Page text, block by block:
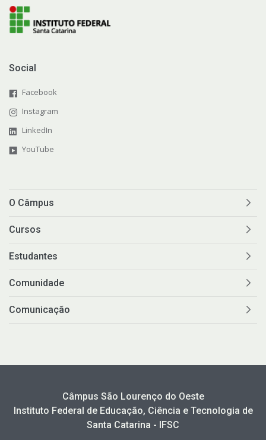
Social
Facebook
Instagram
LinkedIn
YouTube
O Câmpus
Cursos
Estudantes
Comunidade
Comunicação
Câmpus São Lourenço do Oeste
Instituto Federal de Educação, Ciência e Tecnologia de
Santa Catarina - IFSC